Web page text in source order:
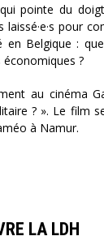
pointe du
pour
en Belgique :
?
au cinéma
? ». Le film
à Namur.
LA LDH